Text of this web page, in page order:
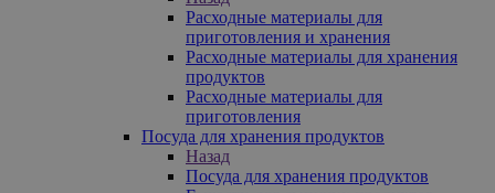
Расходные материалы для
приготовления и хранения
Расходные материалы для хранения
продуктов
Расходные материалы для
приготовления
Посуда для хранения продуктов
Назад
Посуда для хранения продуктов